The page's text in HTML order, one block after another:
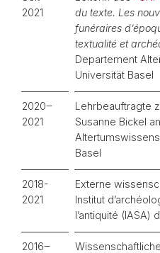
2021
du texte. Les
funéraires
textualité et
Departement
Universität Basel
2020‒
2021
Lehrbeauftragte
Susanne Bickel
Basel
2018-
2021
Externe
Institut
l’antiquité (IASA)
2016‒